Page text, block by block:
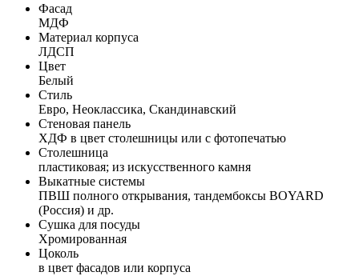
Фасад
МДФ
Материал корпуса
ЛДСП
Цвет
Белый
Стиль
Евро, Неоклассика, Скандинавский
Стеновая панель
ХДФ в цвет столешницы или с фотопечатью
Столешница
пластиковая; из искусственного камня
Выкатные системы
ПВШ полного открывания, тандембоксы BOYARD
(Россия) и др.
Сушка для посуды
Хромированная
Цоколь
в цвет фасадов или корпуса